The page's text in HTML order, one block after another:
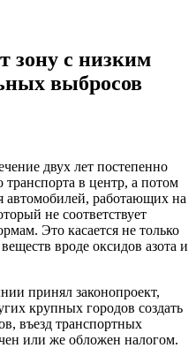
зону с низким
выбросов
двух лет постепенно
транспорта в центр, а потом
автомобилей, работающих на
не соответствует
Это касается не только
вроде оксидов азота и
принял законопроект,
крупных городов создать
въезд транспортных
или же обложен налогом.